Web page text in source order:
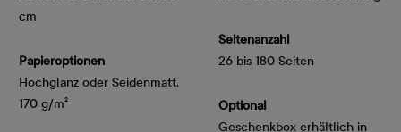
cm
Papieroptionen
Hochglanz oder Seidenmatt,
170 g/m²
Seitenanzahl
26 bis 180 Seiten
Optional
Geschenkbox erhältlich in